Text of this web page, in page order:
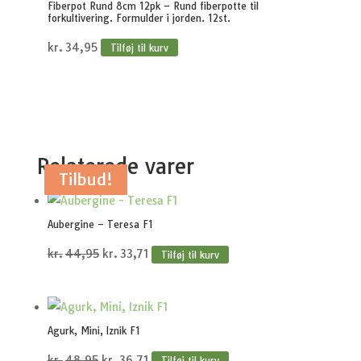
Fiberpot Rund 8cm 12pk – Rund fiberpotte til
forkultivering. Formulder i jorden. 12st.
kr. 34,95 Tilføj til kurv
Relaterede varer
Tilbud!
Aubergine – Teresa F1
kr.44,95 Den
var:
kr.44,95.
kr. 33,71Den
er:
Tilføj til kurv
Tilbud!
Agurk, Mini, Iznik F1
Tilbud!
Tilbud!
Tilbud!